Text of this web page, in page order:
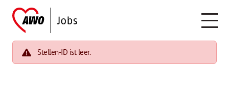
Stellen-ID ist leer.